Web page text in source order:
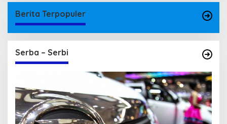
Berita Terpopuler
Serba – Serbi